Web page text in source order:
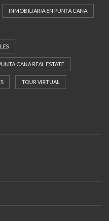
INMOBILIARIA EN PUNTA CANA
CANA REAL ESTATE
TOUR VIRTUAL